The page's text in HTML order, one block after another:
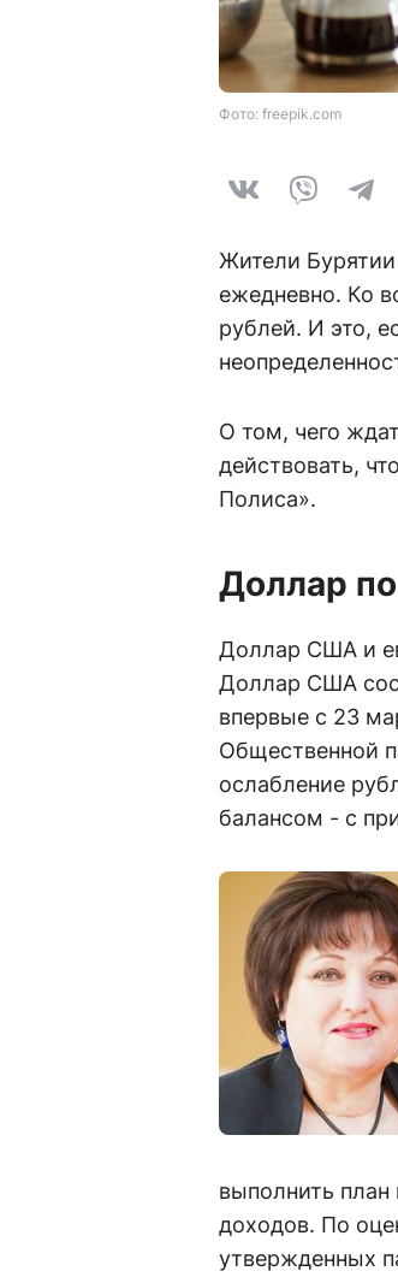
Фото: freepik.com
Жители
ежедневно. Ко
рублей. И это,
О том, чего
действовать,
Полиса».
Доллар
Доллар США и
Доллар США
впервые с 23
Общественной
ослабление
балансом - с
выполнить
доходов. По
утвержденных